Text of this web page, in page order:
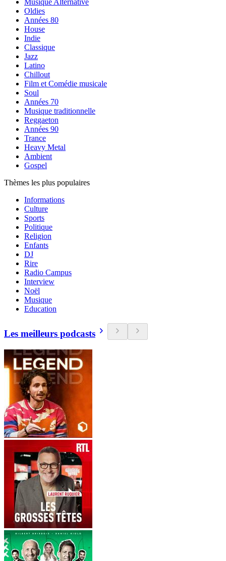
Musique Alternative
Oldies
Années 80
House
Indie
Classique
Jazz
Latino
Chillout
Film et Comédie musicale
Soul
Années 70
Musique traditionnelle
Reggaeton
Années 90
Trance
Heavy Metal
Ambient
Gospel
Thèmes les plus populaires
Informations
Culture
Sports
Politique
Religion
Enfants
DJ
Rire
Radio Campus
Interview
Noël
Musique
Education
Les meilleurs podcasts